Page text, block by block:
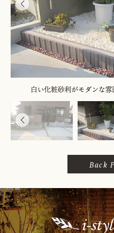
白い化粧砂利がモダンな
Back